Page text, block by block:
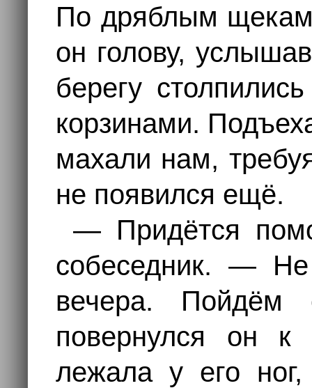
По дряблым
он голову,
берегу
корзинами.
махали нам,
не появился ещё.
— Придётся
собеседник. —
вечера.
повернулся он к
лежала у его